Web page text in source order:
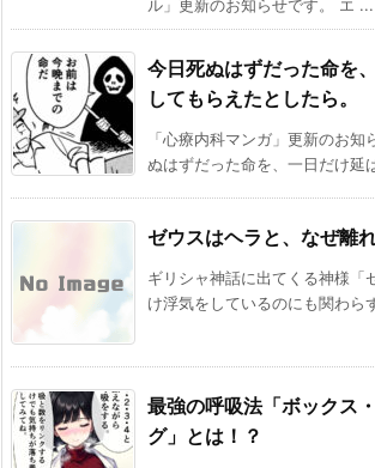
ル」更新のお知らせです。 エ ...
今日死ぬはずだった命を
してもらえたとしたら。
「心療内科マンガ」更新のお知
ぬはずだった命を、一日だけ延
ゼウスはヘラと、なぜ離
ギリシャ神話に出てくる神様「
け浮気をしているのにも関わら
最強の呼吸法「ボックス
グ」とは！？